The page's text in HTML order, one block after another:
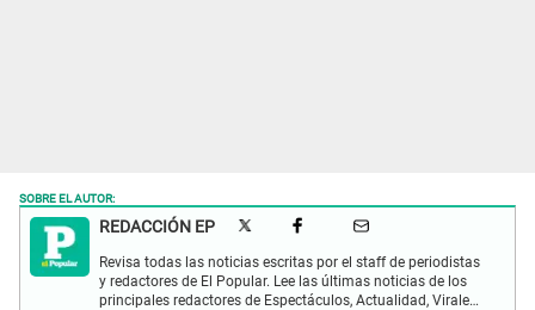
SOBRE EL AUTOR:
REDACCIÓN EP
Revisa todas las noticias escritas por el staff de periodistas
y redactores de El Popular. Lee las últimas noticias de los
principales redactores de Espectáculos, Actualidad, Virales,